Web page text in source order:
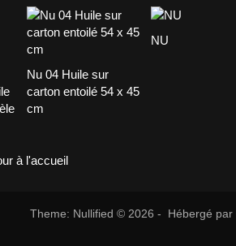
Nu 04 Huile sur
carton entoilé 54 x 45
cm
NU
à l'accueil
Theme: Nullified © 2026 - Hébergé par